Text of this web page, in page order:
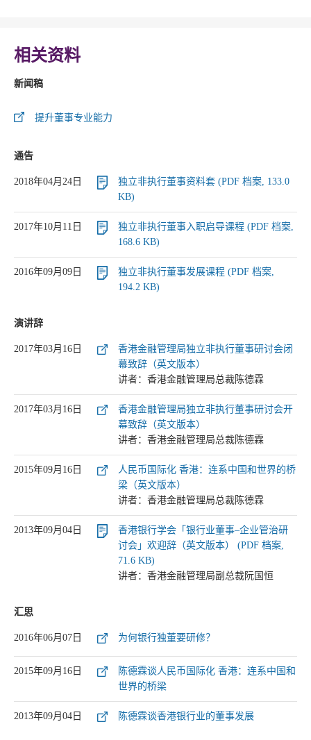
相关资料
新闻稿
提升董事专业能力
通告
2018年04月24日
独立非执行董事资料套 (PDF 档案, 133.0
KB)
2017年10月11日
独立非执行董事入职启导课程 (PDF 档案,
168.6 KB)
2016年09月09日
独立非执行董事发展课程 (PDF 档案,
194.2 KB)
演讲辞
2017年03月16日
香港金融管理局独立非执行董事研讨会闭
幕致辞（英文版本）
讲者：香港金融管理局总裁陈德霖
2017年03月16日
香港金融管理局独立非执行董事研讨会开
幕致辞（英文版本）
讲者：香港金融管理局总裁陈德霖
2015年09月16日
人民币国际化 香港：连系中国和世界的桥
梁（英文版本）
讲者：香港金融管理局总裁陈德霖
2013年09月04日
香港银行学会「银行业董事–企业管治研
讨会」欢迎辞（英文版本） (PDF 档案,
71.6 KB)
讲者：香港金融管理局副总裁阮国恒
汇思
2016年06月07日 为何银行独董要研修？
2015年09月16日
陈德霖谈人民币国际化 香港：连系中国和
世界的桥梁
2013年09月04日 陈德霖谈香港银行业的董事发展